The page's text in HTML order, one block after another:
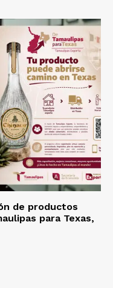
de productos
para Texas,